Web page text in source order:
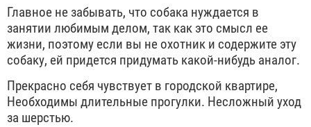
Главное не забывать, что собака нуждается в
занятии любимым делом, так как это смысл ее
жизни, поэтому если вы не охотник и содержите эту
собаку, ей придется придумать какой-нибудь аналог.
Прекрасно себя чувствует в городской квартире,
Необходимы длительные прогулки. Несложный уход
за шерстью.